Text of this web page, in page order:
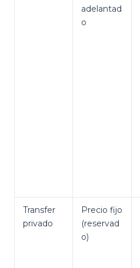
adelantad
o
Transfer
privado
Precio fijo
(reservad
o)